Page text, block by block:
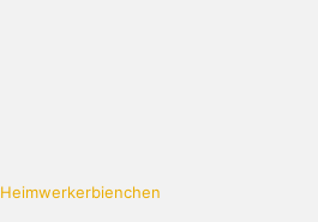
Heimwerkerbienchen